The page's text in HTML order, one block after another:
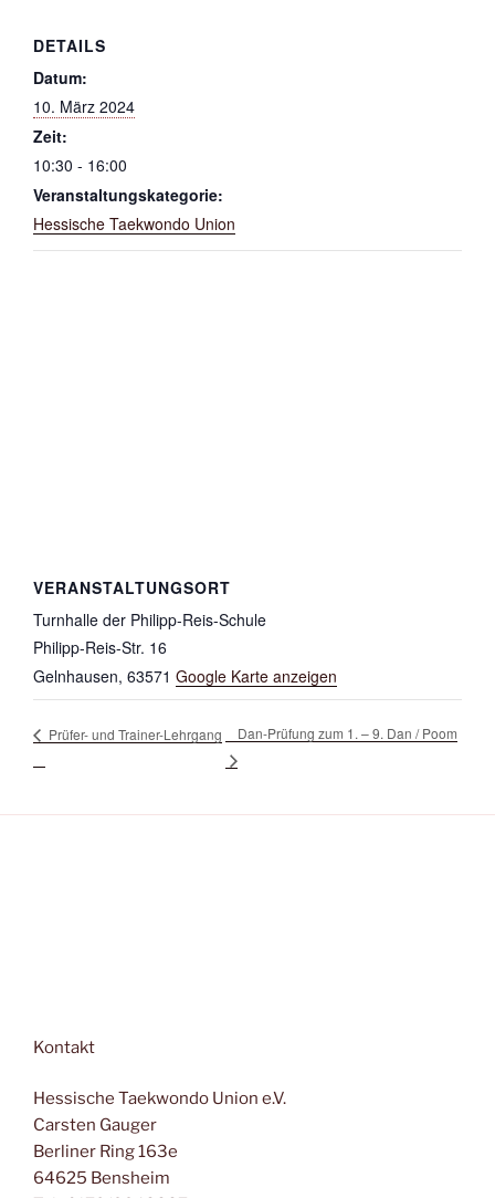
DETAILS
Datum:
10. März 2024
Zeit:
10:30 - 16:00
Veranstaltungskategorie:
Hessische Taekwondo Union
VERANSTALTUNGSORT
Turnhalle der Philipp-Reis-Schule
Philipp-Reis-Str. 16
Gelnhausen, 63571 Google Karte anzeigen
Prüfer- und Trainer-Lehrgang Dan-Prüfung zum 1. – 9. Dan / Poom
Kontakt
Hessische Taekwondo Union e.V.
Carsten Gauger
Berliner Ring 163e
64625 Bensheim